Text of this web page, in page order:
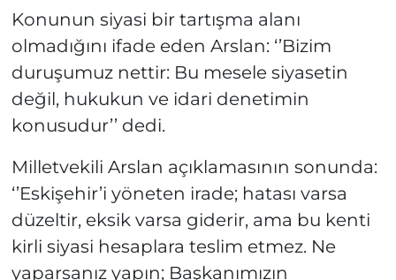
Konunun siyasi bir tartışma alanı
olmadığını ifade eden Arslan: ‘’Bizim
duruşumuz nettir: Bu mesele siyasetin
değil, hukukun ve idari denetimin
konusudur’’ dedi.
Milletvekili Arslan açıklamasının sonunda:
‘’Eskişehir’i yöneten irade; hatası varsa
düzeltir, eksik varsa giderir, ama bu kenti
kirli siyasi hesaplara teslim etmez. Ne
yaparsanız yapın; Başkanımızın